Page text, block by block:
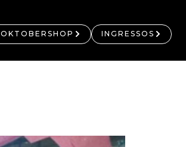
OKTOBERSHOP INGRESSOS